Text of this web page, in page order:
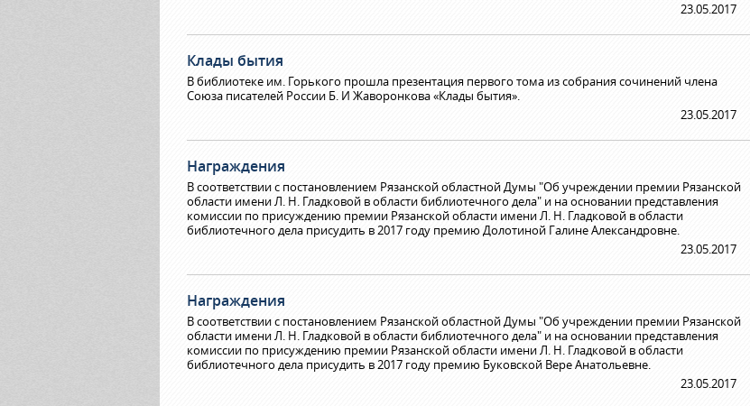
23.05.2017
Клады бытия
В библиотеке им. Горького прошла презентация первого тома из собрания сочинений члена
Союза писателей России Б. И Жаворонкова «Клады бытия».
23.05.2017
Награждения
В соответствии с постановлением Рязанской областной Думы "Об учреждении премии Рязанской
области имени Л. Н. Гладковой в области библиотечного дела" и на основании представления
комиссии по присуждению премии Рязанской области имени Л. Н. Гладковой в области
библиотечного дела присудить в 2017 году премию Долотиной Галине Александровне.
23.05.2017
Награждения
В соответствии с постановлением Рязанской областной Думы "Об учреждении премии Рязанской
области имени Л. Н. Гладковой в области библиотечного дела" и на основании представления
комиссии по присуждению премии Рязанской области имени Л. Н. Гладковой в области
библиотечного дела присудить в 2017 году премию Буковской Вере Анатольевне.
23.05.2017